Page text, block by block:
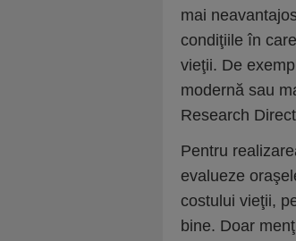
mai
condiţiile în
vieţii. De
modernă sau
Research
Pentru
evalueze
costului vieţii,
bine. Doar